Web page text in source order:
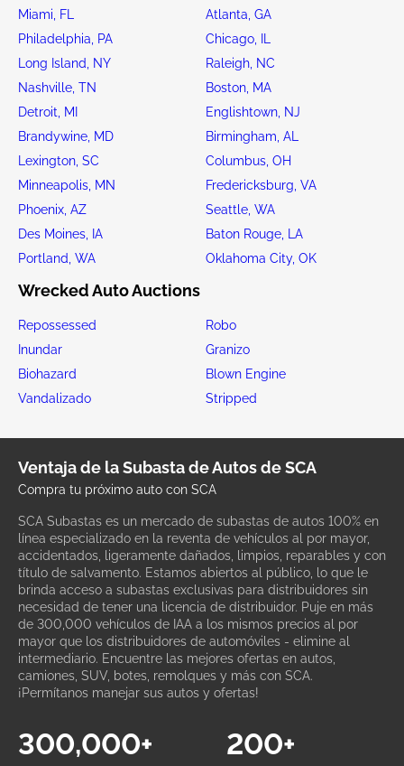
Miami, FL
Atlanta, GA
Philadelphia, PA
Chicago, IL
Long Island, NY
Raleigh, NC
Nashville, TN
Boston, MA
Detroit, MI
Englishtown, NJ
Brandywine, MD
Birmingham, AL
Lexington, SC
Columbus, OH
Minneapolis, MN
Fredericksburg, VA
Phoenix, AZ
Seattle, WA
Des Moines, IA
Baton Rouge, LA
Portland, WA
Oklahoma City, OK
Wrecked Auto Auctions
Repossessed
Robo
Inundar
Granizo
Biohazard
Blown Engine
Vandalizado
Stripped
Ventaja de la Subasta de Autos de SCA
Compra tu próximo auto con SCA
SCA Subastas es un mercado de subastas de autos 100% en
línea especializado en la reventa de vehículos al por mayor,
accidentados, ligeramente dañados, limpios, reparables y con
título de salvamento. Estamos abiertos al público, lo que le
brinda acceso a subastas exclusivas para distribuidores sin
necesidad de tener una licencia de distribuidor. Puje en más
de 300,000 vehículos de IAA a los mismos precios al por
mayor que los distribuidores de automóviles - elimine al
intermediario. Encuentre las mejores ofertas en autos,
camiones, SUV, botes, remolques y más con SCA.
¡Permítanos manejar sus autos y ofertas!
300,000+ 200+